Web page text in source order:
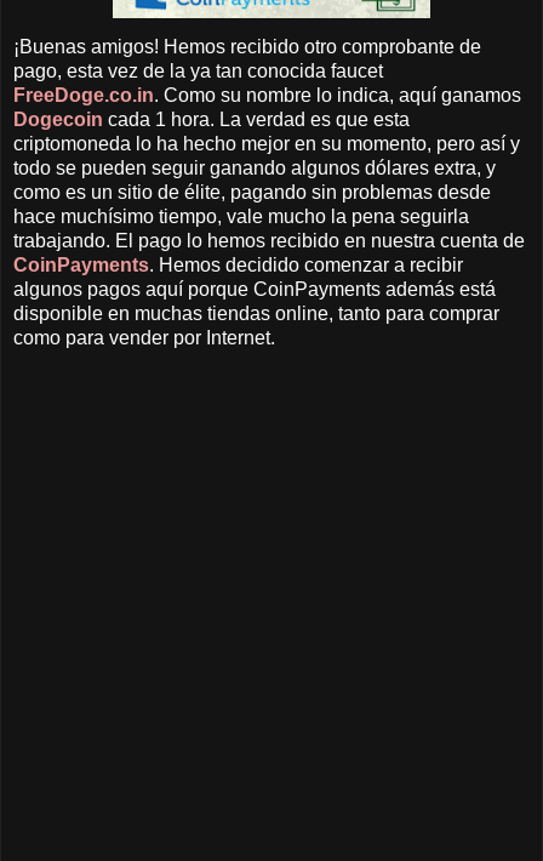
¡Buenas amigos! Hemos recibido otro comprobante de
pago, esta vez de la ya tan conocida faucet
FreeDoge.co.in. Como su nombre lo indica, aquí ganamos
Dogecoin cada 1 hora. La verdad es que esta
criptomoneda lo ha hecho mejor en su momento, pero así y
todo se pueden seguir ganando algunos dólares extra, y
como es un sitio de élite, pagando sin problemas desde
hace muchísimo tiempo, vale mucho la pena seguirla
trabajando. El pago lo hemos recibido en nuestra cuenta de
CoinPayments. Hemos decidido comenzar a recibir
algunos pagos aquí porque CoinPayments además está
disponible en muchas tiendas online, tanto para comprar
como para vender por Internet.